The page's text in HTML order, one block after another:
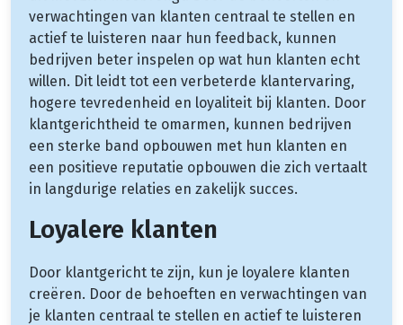
verwachtingen van klanten centraal te stellen en
actief te luisteren naar hun feedback, kunnen
bedrijven beter inspelen op wat hun klanten echt
willen. Dit leidt tot een verbeterde klantervaring,
hogere tevredenheid en loyaliteit bij klanten. Door
klantgerichtheid te omarmen, kunnen bedrijven
een sterke band opbouwen met hun klanten en
een positieve reputatie opbouwen die zich vertaalt
in langdurige relaties en zakelijk succes.
Loyalere klanten
Door klantgericht te zijn, kun je loyalere klanten
creëren. Door de behoeften en verwachtingen van
je klanten centraal te stellen en actief te luisteren